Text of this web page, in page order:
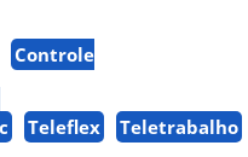
Controle
Teleflex Teletrabalho